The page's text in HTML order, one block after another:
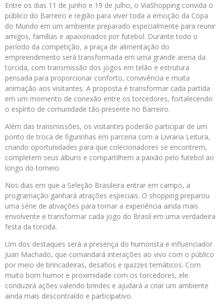
Entre os dias 11 de junho e 19 de julho, o ViaShopping convida o
público do Barreiro e região para viver toda a emoção da Copa
do Mundo em um ambiente preparado especialmente para reunir
amigos, famílias e apaixonados por futebol. Durante todo o
período da competição, a praça de alimentação do
empreendimento será transformada em uma grande arena da
torcida, com transmissão dos jogos em telão e estrutura
pensada para proporcionar conforto, convivência e muita
animação aos visitantes. A proposta é transformar cada partida
em um momento de conexão entre os torcedores, fortalecendo
o espírito de comunidade tão presente no Barreiro.
Além das transmissões, os visitantes poderão participar de um
ponto de troca de figurinhas em parceria com a Livraria Leitura,
criando oportunidades para que colecionadores se encontrem,
completem seus álbuns e compartilhem a paixão pelo futebol ao
longo do torneio.
Nos dias em que a Seleção Brasileira entrar em campo, a
programação ganhará atrações especiais. O shopping preparou
uma série de ativações para tornar a experiência ainda mais
envolvente e transformar cada jogo do Brasil em uma verdadeira
festa da torcida.
Um dos destaques será a presença do humorista e influenciador
Juan Machado, que comandará interações ao vivo com o público
por meio de brincadeiras, desafios e quizzes temáticos. Com
muito bom humor e proximidade com os torcedores, ele
conduzirá ações valendo brindes e ajudará a criar um ambiente
ainda mais descontraído e participativo.